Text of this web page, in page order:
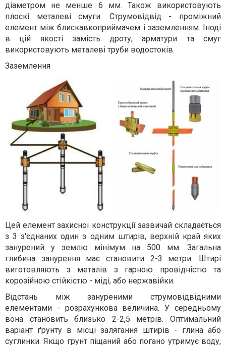
діаметром не менше 6 мм. Також використовують
плоскі металеві смуги. Струмовідвід - проміжний
елемент між блискавкоприймачем і заземленням. Іноді
в цій якості замість дроту, арматури та смуг
використовують металеві труби водостоків.
Заземлення
Цей елемент захисної конструкції зазвичай складається
з 3 з'єднаних один з одним штирів, верхній край яких
занурений у землю мінімум на 500 мм. Загальна
глибина занурення має становити 2-3 метри. Штирі
виготовляють з металів з гарною провідністю та
корозійною стійкістю - міді, або нержавійки.
Відстань між зануреними струмовідвідними
елементами - розрахункова величина. У середньому
вона становить близько 2-2,5 метрів. Оптимальний
варіант ґрунту в місці залягання штирів - глина або
суглинки. Якщо грунт піщаний або погано утримує воду,